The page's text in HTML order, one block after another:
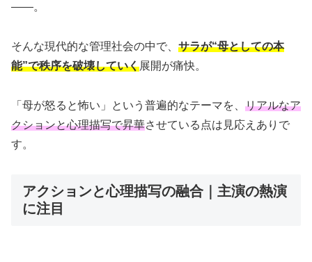
――。
そんな現代的な管理社会の中で、 サラが“母としての本
能”で秩序を破壊していく展開が痛快。
「母が怒ると怖い」という普遍的なテーマを、 リアルなア
クションと心理描写で昇華させている点は見応えありで
す。
アクションと心理描写の融合｜主演の熱演
に注目